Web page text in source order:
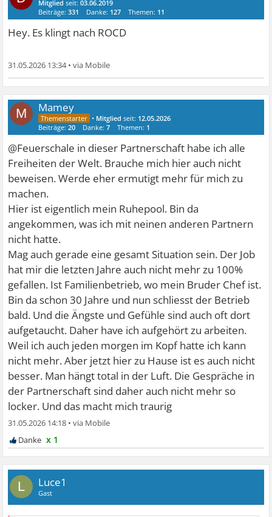
Mitglied seit:03.06.2019
Beiträge:331 Danke: 127 Themen: 11
Hey. Es klingt nach ROCD
31.05.2026 13:34•
M Mamey
• Mitglied seit: 12.05.2026
Beiträge:20 Danke:7 Themen: 1
@Feuerschale in dieser Partnerschaft habe ich alle
Freiheiten der Welt. Brauche mich hier auch nicht
beweisen. Werde eher ermutigt mehr für mich zu
machen.
Hier ist eigentlich mein Ruhepool. Bin da
angekommen, was ich mit neinen anderen Partnern
nicht hatte.
Mag auch gerade eine gesamt Situation sein. Der Job
hat mir die letzten Jahre auch nicht mehr zu 100%
gefallen. Ist Familienbetrieb, wo mein Bruder Chef ist.
Bin da schon 30 Jahre und nun schliesst der Betrieb
bald. Und die Ängste und Gefühle sind auch oft dort
aufgetaucht. Daher have ich aufgehört zu arbeiten.
Weil ich auch jeden morgen im Kopf hatte ich kann
nicht mehr. Aber jetzt hier zu Hause ist es auch nicht
besser. Man hängt total in der Luft. Die Gespräche in
der Partnerschaft sind daher auch nicht mehr so
locker. Und das macht mich traurig
31.05.2026 14:18 •
x 1
L Luce1
Gast